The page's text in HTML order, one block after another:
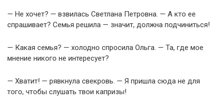
— Не хочет? — взвилась Светлана Петровна. — А кто ее
спрашивает? Семья решила — значит, должна подчиниться!
— Какая семья? — холодно спросила Ольга. — Та, где мое
мнение никого не интересует?
— Хватит! — рявкнула свекровь. — Я пришла сюда не для
того, чтобы слушать твои капризы!